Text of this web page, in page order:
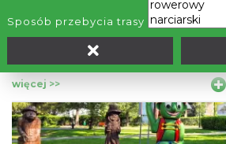
Sposób przebycia trasy
przez malownicze partie Beskidów,
część Beskidu Śląskiego oraz dość
Żywieckiego. Rejon masywu
szlaku pomiędzy Halą Lipowską a ...
70.79
więcej >>